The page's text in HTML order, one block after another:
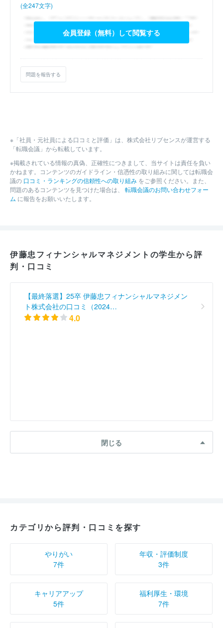
(全247文字)
会員登録（無料）して閲覧する
問題を報告する
※「社員・元社員による口コミと評価」は、株式会社リブセンスが運営する
「転職会議」から転載しています。
※掲載されている情報の真偽、正確性につきまして、当サイトは責任を負い
かねます。コンテンツのガイドライン・信憑性の取り組みに関しては転職会
議の 口コミ・ランキングの信頼性への取り組み をご参照ください。また、
問題のあるコンテンツを見つけた場合は、 転職会議のお問い合わせフォー
ム に報告をお願いいたします。
伊藤忠フィナンシャルマネジメントの学生から評
判・口コミ
【最終落選】25卒 伊藤忠フィナンシャルマネジメン
ト株式会社の口コミ（2024…
4.0
閉じる
カテゴリから評判・口コミを探す
やりがい
7件
年収・評価制度
3件
キャリアアップ
5件
福利厚生・環境
7件